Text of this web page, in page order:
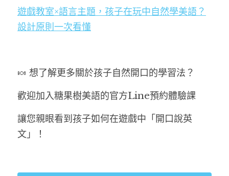
遊戲教室×語言主題，孩子在玩中自然學美語？
設計原則一次看懂
🍬 想了解更多關於孩子自然開口的學習法？
歡迎加入糖果樹美語的官方Line預約體驗課
讓您親眼看到孩子如何在遊戲中「開口說英
文」！